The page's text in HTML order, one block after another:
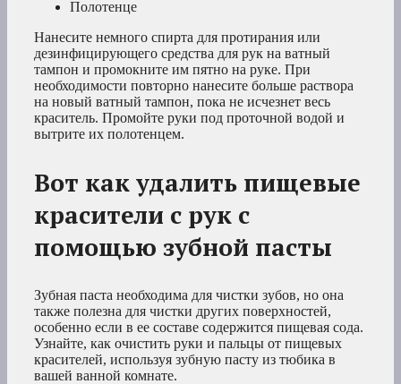
Полотенце
Нанесите немного спирта для протирания или
дезинфицирующего средства для рук на ватный
тампон и промокните им пятно на руке. При
необходимости повторно нанесите больше раствора
на новый ватный тампон, пока не исчезнет весь
краситель. Промойте руки под проточной водой и
вытрите их полотенцем.
Вот как удалить пищевые
красители с рук с
помощью зубной пасты
Зубная паста необходима для чистки зубов, но она
также полезна для чистки других поверхностей,
особенно если в ее составе содержится пищевая сода.
Узнайте, как очистить руки и пальцы от пищевых
красителей, используя зубную пасту из тюбика в
вашей ванной комнате.